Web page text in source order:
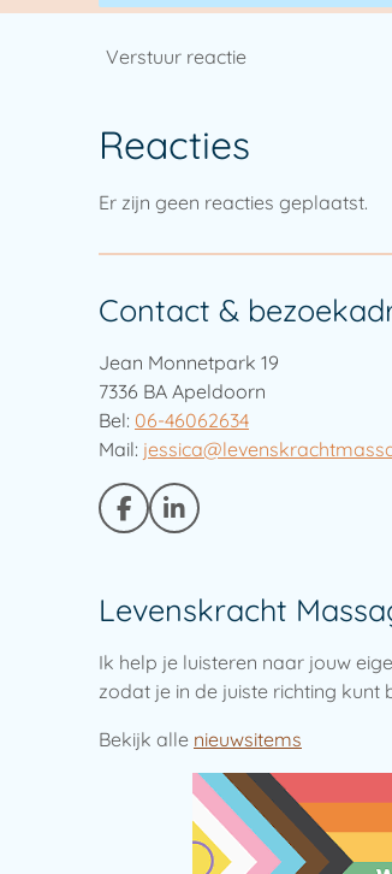
Verstuur reactie
Reacties
Er zijn geen reacties geplaatst.
Contact &
Jean Monnetpark 19
7336 BA Apeldoorn
Bel: 06-46062634
Mail:
F
a
b
o
k
L
i
e
I
n
Levenskracht
Ik help je luisteren naar jouw
zodat je in de juiste richting kunt
Bekijk alle nieuwsitems